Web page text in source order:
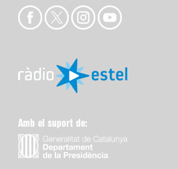
Amb el suport de: